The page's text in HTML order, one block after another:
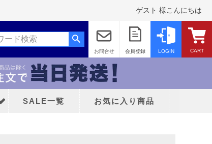
ゲスト 様こんにちは
お問合せ 会員登録 LOGIN CART
SALE一覧 お気に入り商品